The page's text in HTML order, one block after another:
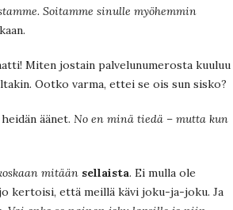
Soitamme sinulle myöhemmin
Miten jostain palvelunumerosta kuuluu
Ootko varma, ettei se ois sun sisko?
äänet. No en minä tiedä – mutta kun
mitään sellaista. Ei mulla ole
kertoisi, että meillä kävi joku-ja-joku. Ja